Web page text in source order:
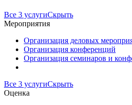
Все 3 услугиСкрыть
Мероприятия
Организация деловых
Организация конференций
Организация семинаров и
Все 3 услугиСкрыть
Оценка